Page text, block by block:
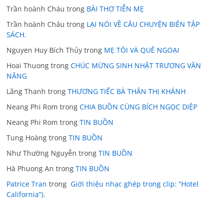
Trần hoành Cháu trong BÀI THƠ TIỄN MẸ
Trần hoành Châu trong LẠI NÓI VỀ CÂU CHUYỆN BIÊN TẬP
SÁCH.
Nguyen Huy Bích Thủy trong MẸ TÔI VÀ QUÊ NGOẠI
Hoai Thuong trongCHÚC MỪNG SINH NHẬT TRƯƠNG VĂN
NĂNG
Lãng Thanh trongTHƯƠNG TIẾC BÀ THÂN THỊ KHÁNH
Neang Phi Rom trongCHIA BUỒN CÙNG BÍCH NGỌC DIỆP
Neang Phi Rom trongTIN BUỒN
Tung Hoàng trongTIN BUỒN
Như Thường Nguyễn trongTIN BUỒN
Hà Phuong An trongTIN BUỒN
Patrice Tran trong Giới thiệu nhạc ghép trong clip: “Hotel
California”).